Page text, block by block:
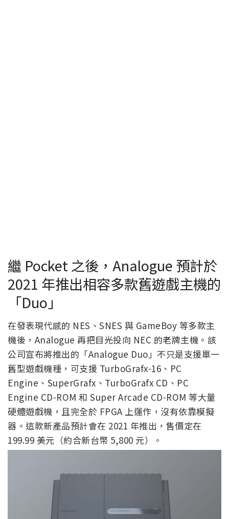
繼 Pocket 之後，Analogue 預計於
2021 年推出相容多款舊遊戲主機的
「Duo」
在發表現代感的 NES、SNES 與 GameBoy 等多款主
機後，Analogue 再把目光投向 NEC 的老牌主機。該
公司宣布將推出的「Analogue Duo」不只是支援單一
舊型遊戲機種，可支援 TurboGrafx-16、PC
Engine、SuperGrafx、TurboGrafx CD、PC
Engine CD-ROM 和 Super Arcade CD-ROM 等大量
硬體遊戲機，且完全於 FPGA 上運作，沒有依靠模擬
器。這款新產品預計會在 2021 年推出，售價定在
199.99 美元（約合新台幣 5,800 元）。